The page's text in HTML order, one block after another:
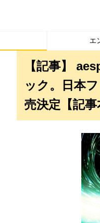
エ
【記事】
ック。日本
売決定【記事